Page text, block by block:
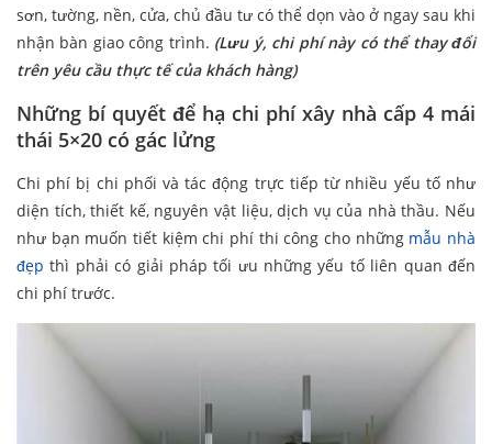
sơn, tường, nền, cửa, chủ đầu tư có thể dọn vào ở ngay sau khi
nhận bàn giao công trình. (Lưu ý, chi phí này có thể thay đổi
trên yêu cầu thực tế của khách hàng)
Những bí quyết để hạ chi phí xây nhà cấp 4 mái
thái 5×20 có gác lửng
Chi phí bị chi phối và tác động trực tiếp từ nhiều yếu tố như
diện tích, thiết kế, nguyên vật liệu, dịch vụ của nhà thầu. Nếu
như bạn muốn tiết kiệm chi phí thi công cho những mẫu nhà
đẹp thì phải có giải pháp tối ưu những yếu tố liên quan đến
chi phí trước.